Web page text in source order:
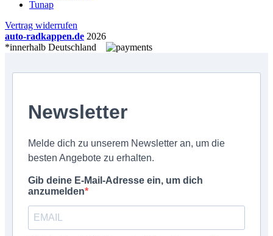
Tunap
Vertrag widerrufen
auto-radkappen.de 2026
*innerhalb Deutschland
Newsletter
Melde dich zu unserem Newsletter an, um die
besten Angebote zu erhalten.
Gib deine E-Mail-Adresse ein, um dich
anzumelden